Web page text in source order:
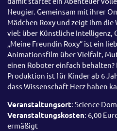
Neugier. Gemeinsam mit ihrer
Mädchen Roxy und zeigt ihm
viel: über Künstliche Intelligenz,
„Meine Freundin Roxy“ ist ein
Animationsfilm über Vielfalt,
einen Roboter einfach
Produktion ist für Kinder ab 6
dass Wissenschaft Herz haben
Veranstaltungsort: Science
Veranstaltungskosten: 6,00
ermäßigt